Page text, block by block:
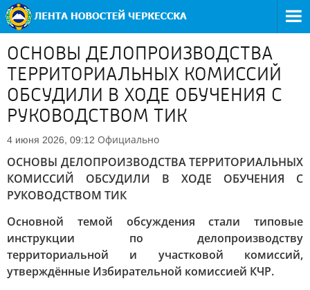
ОСНОВЫ ДЕЛОПРОИЗВОДСТВА
ТЕРРИТОРИАЛЬНЫХ КОМИССИЙ
ОБСУДИЛИ В ХОДЕ ОБУЧЕНИЯ С
РУКОВОДСТВОМ ТИК
4 июня 2026, 09:12 Официально
ОСНОВЫ ДЕЛОПРОИЗВОДСТВА ТЕРРИТОРИАЛЬНЫХ
КОМИССИЙ ОБСУДИЛИ В ХОДЕ ОБУЧЕНИЯ С
РУКОВОДСТВОМ ТИК
Основной темой обсуждения стали типовые
инструкции по делопроизводству
территориальной и участковой комиссий,
утверждённые Избирательной комиссией КЧР.